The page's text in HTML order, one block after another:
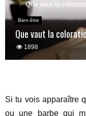
Que vaut la
Bien-être
Que vaut la
1898
Si tu vois apparaître
ou une barbe qui